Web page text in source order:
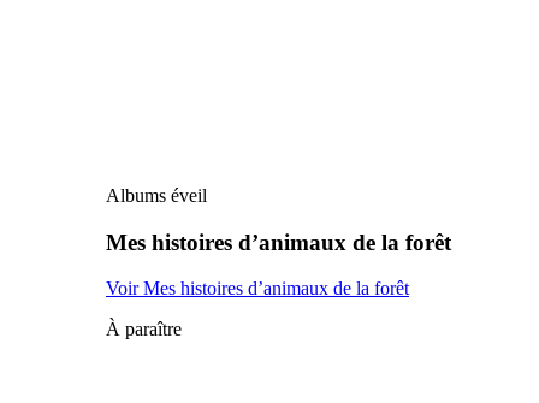
Albums éveil
Mes histoires d’animaux de la forêt
Voir Mes histoires d’animaux de la forêt
À paraître